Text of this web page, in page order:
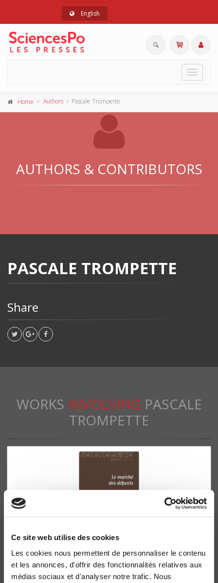
Ce site web utilise des cookies
Les cookies nous permettent de personnaliser le contenu
et les annonces, d'offrir des fonctionnalités relatives aux
médias sociaux et d'analyser notre trafic. Nous
English
Toggle
Home Authors Pascale Trompette
AUTHORS & CONTRIBUTORS
PASCALE TROMPETTE
Share
WORKS INVOLVING PASCALE
TROMPETTE
Le marché des défunts
Pascale Trompette